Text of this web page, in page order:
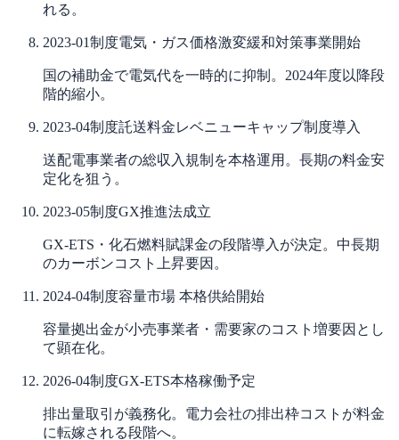
れる。
2023-01制度電気・ガス価格激変緩和対策事業開始
国の補助金で電気代を一時的に抑制。2024年度以降段
階的縮小。
2023-04制度託送料金レベニューキャップ制度導入
送配電事業者の総収入規制を本格運用。長期の料金安
定化を狙う。
2023-05制度GX推進法成立
GX-ETS・化石燃料賦課金の段階導入が決定。中長期
のカーボンコスト上昇要因。
2024-04制度容量市場 本格供給開始
容量拠出金が小売事業者・需要家のコスト増要因とし
て顕在化。
2026-04制度GX-ETS本格稼働予定
排出量取引が義務化。電力会社の排出枠コストが料金
に転嫁される段階へ。